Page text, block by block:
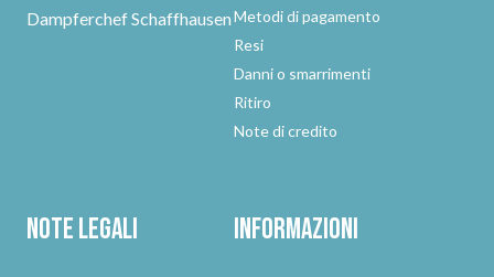
Dampferchef SchaffhausenMetodi di pagamento
Resi
Danni o smarrimenti
Ritiro
Note di credito
Note legali Informazioni